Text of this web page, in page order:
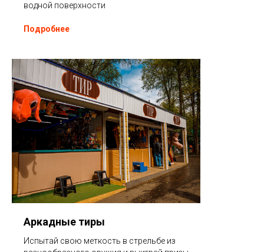
водной поверхности
Подробнее
Аркадные тиры
Испытай свою меткость в стрельбе из